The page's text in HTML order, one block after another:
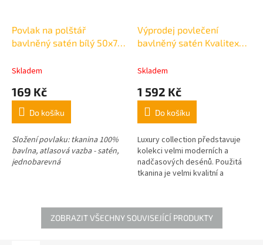
Povlak na polštář
bavlněný satén bílý 50x70
Skladem
169 Kč
Do košíku
Složení povlaku: tkanina 100%
bavlna, atlasová vazba - satén,
jednobarevná
Výprodej povlečení
bavlněný satén Kvalitex
2x70x90cm
Skladem
1 592 Kč
Do košíku
Luxury collection představuje
kolekci velmi moderních a
nadčasových desénů. Použitá
tkanina je velmi kvalitní a
barviva, která lze prát na
60°C. gramáž 125g/m2
ZOBRAZIT VŠECHNY SOUVISEJÍCÍ PRODUKTY